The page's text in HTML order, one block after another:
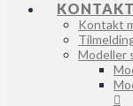
Kontakt
Modeller